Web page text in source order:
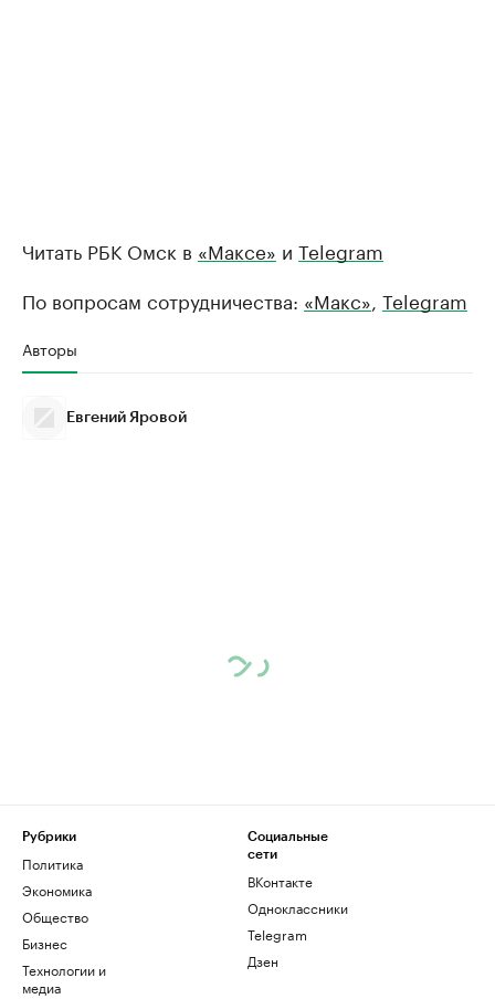
Читать РБК Омск в «Максе» и Telegram
По вопросам сотрудничества: «Макс», Telegram
Авторы
Евгений Яровой
Рубрики
Политика
Экономика
Общество
Бизнес
Технологии и
медиа
Социальные
сети
ВКонтакте
Одноклассники
Telegram
Дзен